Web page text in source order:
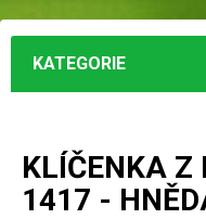
KATEGORIE
KLÍČENKA Z
1417 -